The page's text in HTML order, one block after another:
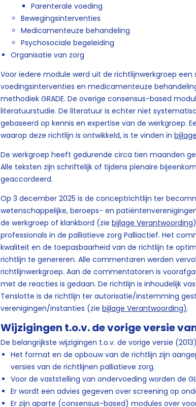
Parenterale voeding
Bewegingsinterventies
Medicamenteuze behandeling
Psychosociale begeleiding
Organisatie van zorg
Voor iedere module werd uit de richtlijnwerkgroep
voedingsinterventies en medicamenteuze
methodiek GRADE. De overige consensus-based
literatuurstudie. De literatuur is echter niet
gebaseerd op kennis en expertise van de werkgroep.
waarop deze richtlijn is ontwikkeld, is te vinden in
De werkgroep heeft gedurende circa tien maanden
Alle teksten zijn schriftelijk of tijdens plenaire
geaccordeerd.
Op 3 december 2025 is de conceptrichtlijn ter
wetenschappelijke, beroeps- en
de werkgroep of klankbord (zie bijlage Verantwoording
professionals in de palliatieve zorg Palliactief. Het
kwaliteit en de toepasbaarheid van de richtlijn te
richtlijn te genereren. Alle commentaren werden
richtlijnwerkgroep. Aan de commentatoren is
met de reacties is gedaan. De richtlijn is inhoudelijk
Tenslotte is de richtlijn ter autorisatie/instemming
verenigingen/instanties (zie bijlage Verantwoording).
Wijzigingen t.o.v. de vorige versie
De belangrijkste wijzigingen t.o.v. de vorige versie
Het format en de opbouw van de richtlijn zijn
versies van de richtlijnen palliatieve zorg.
Voor de vaststelling van ondervoeding worden de
Er wordt een advies gegeven over screening op
Er zijn aparte (consensus-based) modules over